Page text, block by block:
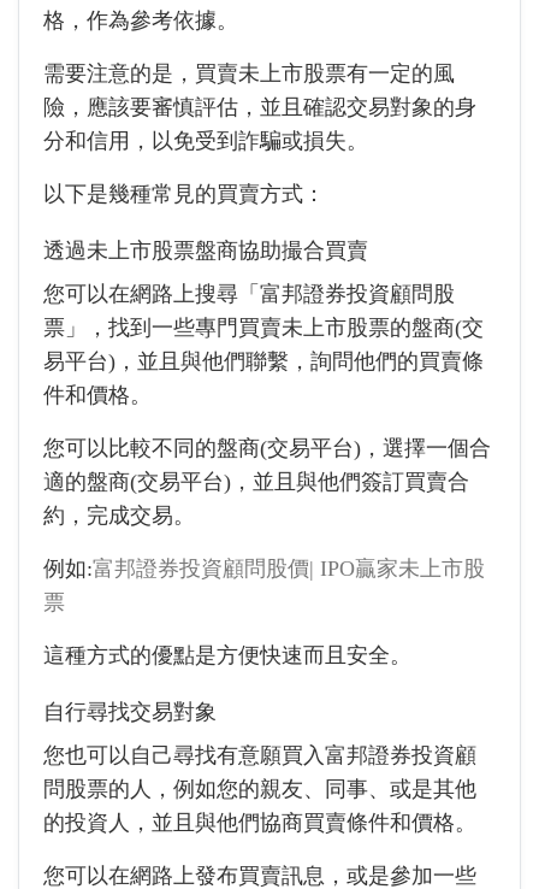
格，作為參考依據。
需要注意的是，買賣未上市股票有一定的風
險，應該要審慎評估，並且確認交易對象的身
分和信用，以免受到詐騙或損失。
以下是幾種常見的買賣方式：
透過未上市股票盤商協助撮合買賣
您可以在網路上搜尋「富邦證券投資顧問股
票」，找到一些專門買賣未上市股票的盤商(交
易平台)，並且與他們聯繫，詢問他們的買賣條
件和價格。
您可以比較不同的盤商(交易平台)，選擇一個合
適的盤商(交易平台)，並且與他們簽訂買賣合
約，完成交易。
例如:富邦證券投資顧問股價| IPO贏家未上市股
票
這種方式的優點是方便快速而且安全。
自行尋找交易對象
您也可以自己尋找有意願買入富邦證券投資顧
問股票的人，例如您的親友、同事、或是其他
的投資人，並且與他們協商買賣條件和價格。
您可以在網路上發布買賣訊息，或是參加一些